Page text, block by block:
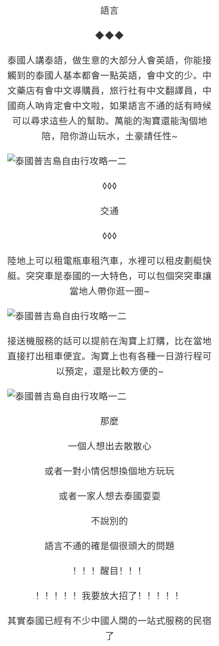
語言
◆◆◆
泰國人講泰語，做生意的大部分人會英語，你能接
觸到的泰國人基本都會一點英語，會中文的少。中
文藥店有會中文導購員，旅行社有中文翻譯員，中
國商人吶肯定會中文啦，如果語言不通的話有時候
可以尋求這些人的幫助。萬能的淘寶還能淘個地
陪，陪你游山玩水，土豪請任性~
◊◊◊
交通
◊◊◊
陸地上可以租電瓶車租汽車，水裡可以租皮劃艇快
艇。突突車是泰國的一大特色，可以包個突突車讓
當地人帶你逛一圈~
接送機服務的話可以提前在淘寶上訂購，比在當地
直接打出租車便宜。淘寶上也有各種一日游行程可
以預定，還是比較方便的~
那麼
一個人想出去散散心
或者一對小情侶想換個地方玩玩
或者一家人想去泰國耍耍
不說別的
語言不通的確是個很頭大的問題
！！！醒目！！！
！！！！！我要放大招了！！！！！
其實泰國已經有不少中國人開的一站式服務的民宿
了